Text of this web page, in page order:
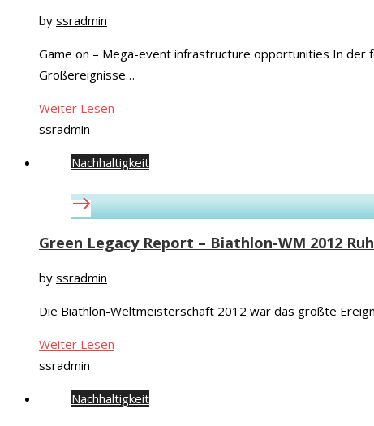
by ssradmin
Game on – Mega-event infrastructure opportunities In der
Großereignisse…
Weiter Lesen
ssradmin
Nachhaltigkeit
Green Legacy Report – Biathlon-WM 2012
by ssradmin
Die Biathlon-Weltmeisterschaft 2012 war das größte
Weiter Lesen
ssradmin
Nachhaltigkeit